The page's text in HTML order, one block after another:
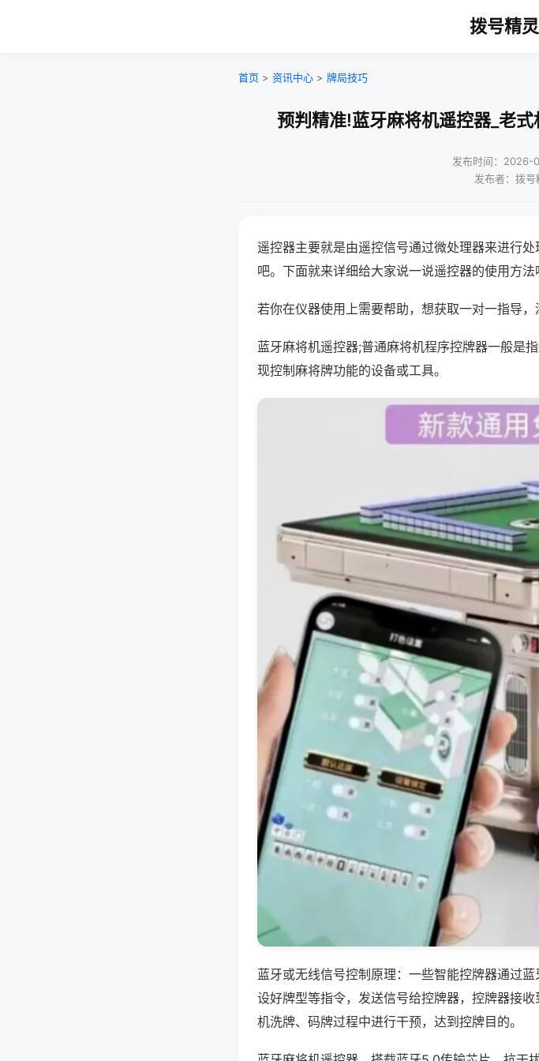
拨号精
首页 > 资讯中心 > 牌局技巧
预判精准!蓝牙麻将机遥控器_老
发布时间：2026-
发布者：拨号
遥控器主要就是由遥控信号通过微处理器来进行
吧。下面就来详细给大家说一说遥控器的使用方法
若你在仪器使用上需要帮助，想获取一对一指导
蓝牙麻将机遥控器;普通麻将机程序控牌器一般是
现控制麻将牌功能的设备或工具。
蓝牙或无线信号控制原理：一些智能控牌器通过
设好牌型等指令，发送信号给控牌器，控牌器接
机洗牌、码牌过程中进行干预，达到控牌目的。